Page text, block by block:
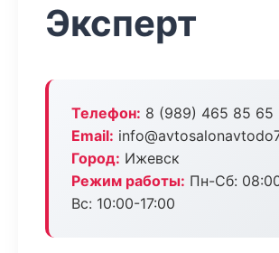
Эксперт
Телефон: 8 (989) 465 85 65
Email:
Город: Ижевск
Режим работы: Пн-Сб:
Вс: 10:00-17:00